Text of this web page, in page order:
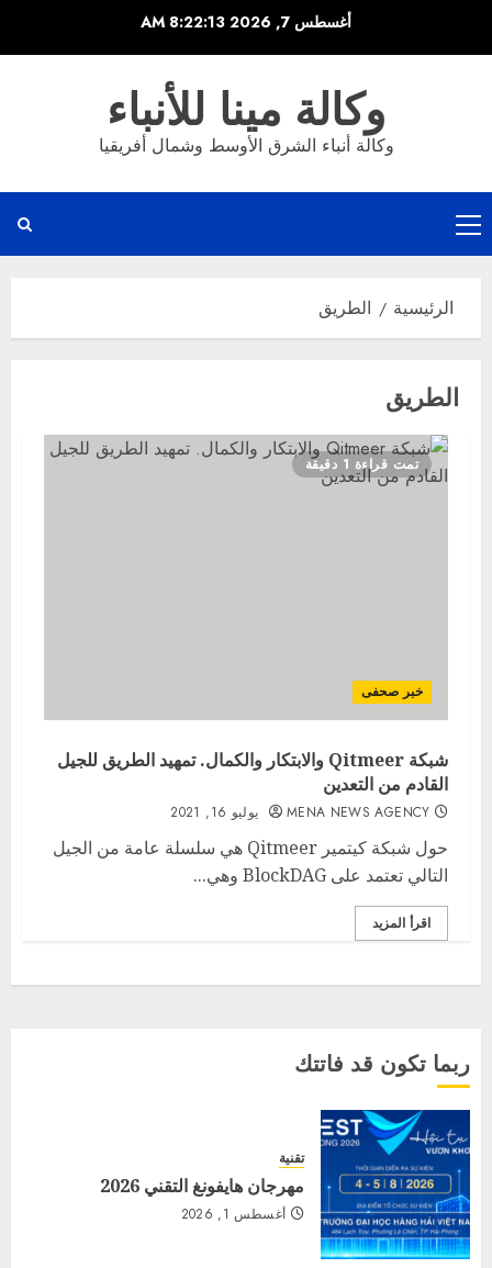
أغسطس 7, 2026 8:22:13 AM
وكالة مينا للأنباء
وكالة أنباء الشرق الأوسط وشمال أفريقيا
القائمة
الرئيسية
الرئيسية الطريق
الطريق
تمت قراءة 1 دقيقة
خبر صحفى
شبكة Qitmeer والابتكار والكمال. تمهيد الطريق للجيل
القادم من التعدين
MENA NEWS AGENCY يوليو 16, 2021
حول شبكة كيتمير Qitmeer هي سلسلة عامة من الجيل
التالي تعتمد على BlockDAG وهي...
اقرأ المزيد
ربما تكون قد فاتتك
تقنية
مهرجان هايفونغ التقني 2026
أغسطس 1, 2026